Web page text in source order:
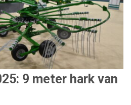
9 meter hark van